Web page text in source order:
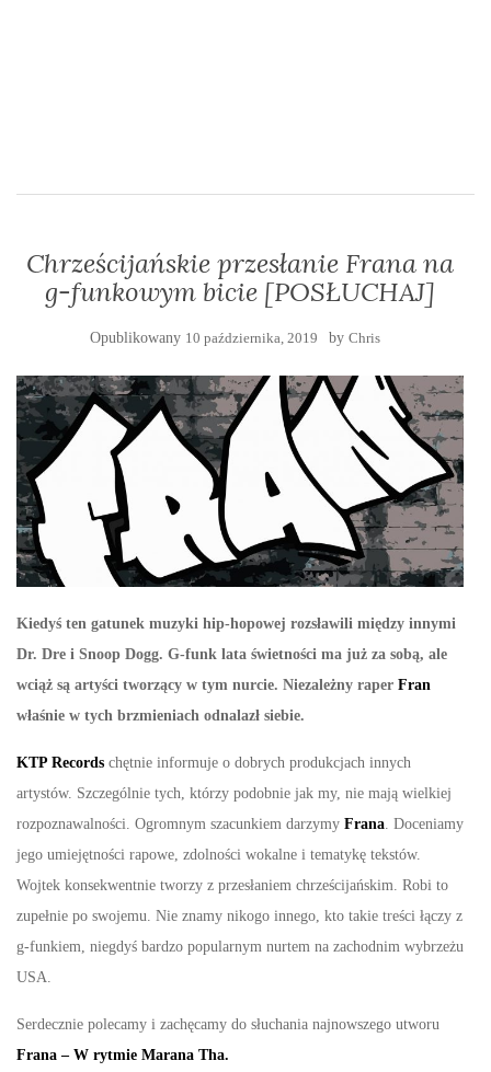
Chrześcijańskie przesłanie Frana na
g-funkowym bicie [POSŁUCHAJ]
Opublikowany 10 października, 2019 by Chris
Kiedyś ten gatunek muzyki hip-hopowej rozsławili między innymi
Dr. Dre i Snoop Dogg. G-funk lata świetności ma już za sobą, ale
wciąż są artyści tworzący w tym nurcie. Niezależny raper Fran
właśnie w tych brzmieniach odnalazł siebie.
KTP Records chętnie informuje o dobrych produkcjach innych
artystów. Szczególnie tych, którzy podobnie jak my, nie mają wielkiej
rozpoznawalności. Ogromnym szacunkiem darzymy Frana . Doceniamy
jego umiejętności rapowe, zdolności wokalne i tematykę tekstów.
Wojtek konsekwentnie tworzy z przesłaniem chrześcijańskim. Robi to
zupełnie po swojemu. Nie znamy nikogo innego, kto takie treści łączy z
g-funkiem, niegdyś bardzo popularnym nurtem na zachodnim wybrzeżu
USA.
Serdecznie polecamy i zachęcamy do słuchania najnowszego utworu
Frana – W rytmie Marana Tha.